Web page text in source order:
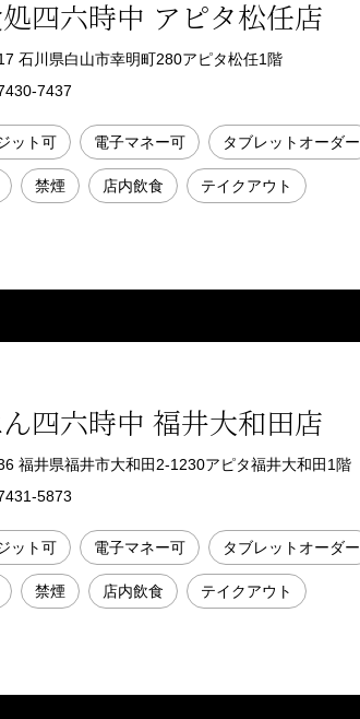
四六時中 アピタ松任店
石川県白山市幸明町280アピタ松任1階
7437
ット可 電子マネー可 タブレットオーダー
禁煙 店内飲食 テイクアウト
四六時中 福井大和田店
福井県福井市大和田2-1230アピタ福井大和田1階
5873
ット可 電子マネー可 タブレットオーダー
禁煙 店内飲食 テイクアウト